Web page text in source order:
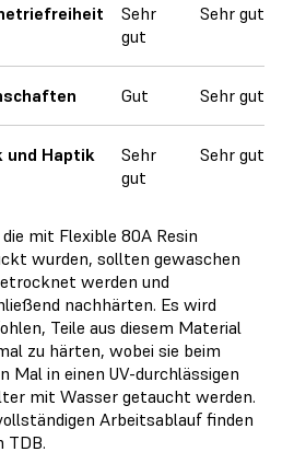
Sehr
gut
Sehr gut
Gut Sehr gut
und Haptik
Sehr
gut
Sehr gut
die mit Flexible 80A Resin
wurden, sollten gewaschen
werden und
nachhärten. Es wird
Teile aus diesem Material
zu härten, wobei sie beim
Mal in einen UV-durchlässigen
mit Wasser getaucht werden.
Arbeitsablauf finden
TDB.